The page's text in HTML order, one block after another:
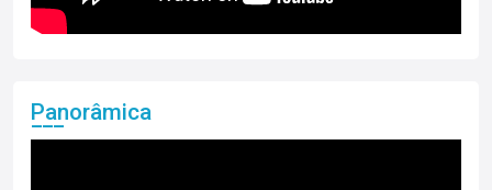
Panorâmica